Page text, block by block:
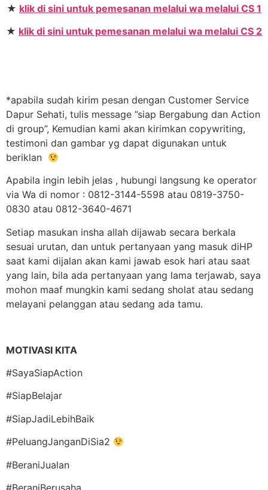
★ klik di sini untuk pemesanan melalui wa melalui CS 1
★ klik di sini untuk pemesanan melalui wa melalui CS 2
*apabila sudah kirim pesan dengan Customer Service
Dapur Sehati, tulis message ”siap Bergabung dan Action
di group”, Kemudian kami akan kirimkan copywriting,
testimoni dan gambar yg dapat digunakan untuk
beriklan
Apabila ingin lebih jelas , hubungi langsung ke operator
via Wa di nomor : 0812-3144-5598 atau 0819-3750-
0830 atau 0812-3640-4671
Setiap masukan insha allah dijawab secara berkala
sesuai urutan, dan untuk pertanyaan yang masuk diHP
saat kami dijalan akan kami jawab esok hari atau saat
yang lain, bila ada pertanyaan yang lama terjawab, saya
mohon maaf mungkin kami sedang sholat atau sedang
melayani pelanggan atau sedang ada tamu.
MOTIVASI KITA
#SayaSiapAction
#SiapBelajar
#SiapJadiLebihBaik
#PeluangJanganDiSia2
#BeraniJualan
#BeraniBerusaha